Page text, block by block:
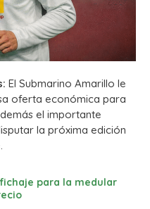
El Submarino Amarillo le
oferta económica para
el importante
la próxima edición
para la medular